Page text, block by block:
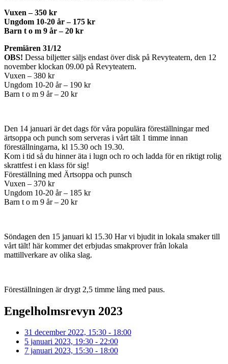
Vuxen – 350 kr
Ungdom 10-20 år – 175 kr
Barn t o m 9 år – 20 kr
Premiären 31/12
OBS! Dessa biljetter säljs endast över disk på Revyteatern, den 12
november klockan 09.00 på Revyteatern.
Vuxen – 380 kr
Ungdom 10-20 år – 190 kr
Barn t o m 9 år – 20 kr
Den 14 januari är det dags för våra populära föreställningar med
ärtsoppa och punch som serveras i vårt tält 1 timme innan
föreställningarna, kl 15.30 och 19.30.
Kom i tid så du hinner äta i lugn och ro och ladda för en riktigt rolig
skrattfest i en klass för sig!
Föreställning med Ärtsoppa och punsch
Vuxen – 370 kr
Ungdom 10-20 år – 185 kr
Barn t o m 9 år – 20 kr
Söndagen den 15 januari kl 15.30 Har vi bjudit in lokala smaker till
vårt tält! här kommer det erbjudas smakprover från lokala
mattillverkare av olika slag.
Föreställningen är drygt 2,5 timme lång med paus.
Engelholmsrevyn 2023
31 december 2022, 15:30 - 18:00
5 januari 2023, 19:30 - 22:00
7 januari 2023, 15:30 - 18:00